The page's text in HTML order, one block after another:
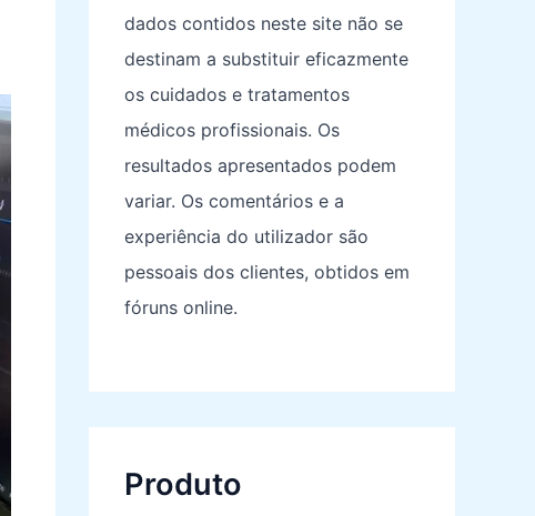
dados contidos neste site não se
destinam a substituir eficazmente
os cuidados e tratamentos
médicos profissionais. Os
resultados apresentados podem
variar. Os comentários e a
experiência do utilizador são
pessoais dos clientes, obtidos em
fóruns online.
Produto